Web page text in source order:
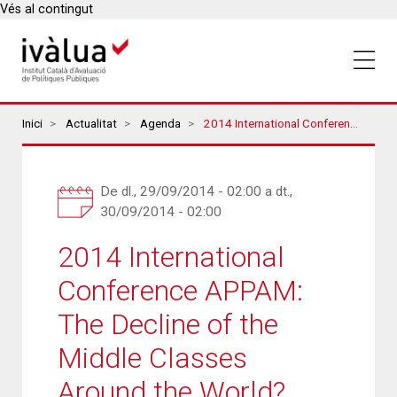
Vés al contingut
Breadcrumbs
Inici Actualitat Agenda 2014 International Conference APPAM: The Decline Of The Middle Classes Around The World?
De dl., 29/09/2014 - 02:00 a dt.,
30/09/2014 - 02:00
2014 International
Conference APPAM:
The Decline of the
Middle Classes